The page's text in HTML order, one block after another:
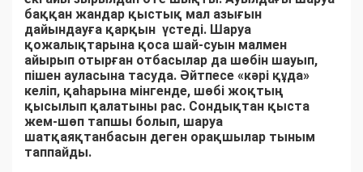
баққан жандар қыстық мал азығын
дайындауға қарқын үстеді. Шаруа
қожалықтарына қоса шай-суын малмен
айырып отырған отбасылар да шөбін шауып,
пішен ауласына тасуда. Әйтпесе «кәрі құда»
келіп, қаһарына мінгенде, шөбі жоқтың
қысылып қалатыны рас. Сондықтан қыста
жем-шөп тапшы болып, шаруа
шатқаяқтанбасын деген орақшылар тыным
таппайды.